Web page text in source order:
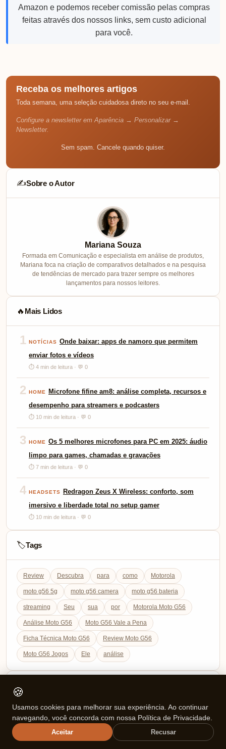
Amazon e podemos receber comissão pelas compras
feitas através dos nossos links, sem custo adicional
para você.
Receba os melhores artigos
Toda semana, uma seleção cuidadosa direto no seu e-mail.
Configure a newsletter em Aparência → Personalizar →
Newsletter.
Sem spam. Cancele quando quiser.
✍️Sobre o Autor
Mariana Souza
Formada em Comunicação e especialista em análise de produtos,
Mariana foca na criação de comparativos detalhados e na pesquisa
de tendências de mercado para trazer sempre os melhores
lançamentos para nossos leitores.
🔥 Mais Lidos
1 NOTÍCIAS Onde baixar: apps de namoro que permitem
enviar fotos e vídeos
⏱ 4 min de leitura · 💬 0
2 HOME
Microfone fifine am8: análise completa, recursos e
desempenho para streamers e podcasters
⏱ 10 min de leitura · 💬 0
3 HOME Os 5 melhores microfones para PC em 2025: áudio
limpo para games, chamadas e gravações
⏱ 7 min de leitura · 💬 0
4 HEADSETS
Redragon Zeus X Wireless: conforto, som
imersivo e liberdade total no setup gamer
⏱ 10 min de leitura · 💬 0
🏷️Tags
Review Descubra para como Motorola
moto g56 5g moto g56 camera moto g56 bateria
streaming Seu sua por Motorola Moto G56
Análise Moto G56 Moto G56 Vale a Pena
Ficha Técnica Moto G56 Review Moto G56
Moto G56 Jogos Ele análise
Categorias
Ajuda (FAQ)
Celulares
🍪
Usamos cookies para melhorar sua experiência. Ao continuar
navegando, você concorda com nossa Política de Privacidade.
Aceitar Recusar